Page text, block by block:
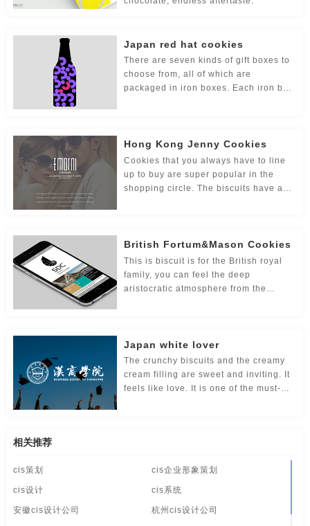
公园-品牌策划 行销-品牌策划 户外-品牌策划
环保-品牌策划 活动-品牌策划
家具-品牌策划 建筑-品牌策划 金融-品牌策划
经典-品牌策划
农业/农产品-品牌策划 平面-品牌策划 汽车-品牌策划
商标-设计，注册 商场-品牌策划 商业-品牌策划
视频-品牌策划
文字-品牌策划 物流-品牌策划 物业-品牌策划
主题-品牌策划 专卖店-品牌策划
专题-品牌策划 字体-品牌策划 集团-品牌策划
商标-品牌策划 招商-品牌策划
白酒/红酒/啤酒/水-包装设计
包装网站-包装设计 保健品-包装设计 餐饮-包装设计
Japan red hat cookies
There are seven kinds of gift boxes to
choose from, all of which are
packaged in iron boxes. Each iron box
wrapped, most of them are cookies
and eggs Rolls or something, crispy
and delicious, people always feel that
a box is too small. The price is a bit
Hong Kong Jenny Cookies
Cookies that you always have to line
up to buy are super popular in the
shopping circle. The biscuits have a
British Fortum&Mason Cookies
This is biscuit is for the British royal
family, you can feel the deep
aristocratic atmosphere from the
selected, the milky fragrance is rich,
and it is accompanied by the aroma of
flowers. It tastes elegant
Japan white lover
The crunchy biscuits and the creamy
cream filling are sweet and inviting. It
feels like love. It is one of the must-
相关推荐
cis策划 cis企业形象策划
cis设计 cis系统
安徽cis设计公司 杭州cis设计公司